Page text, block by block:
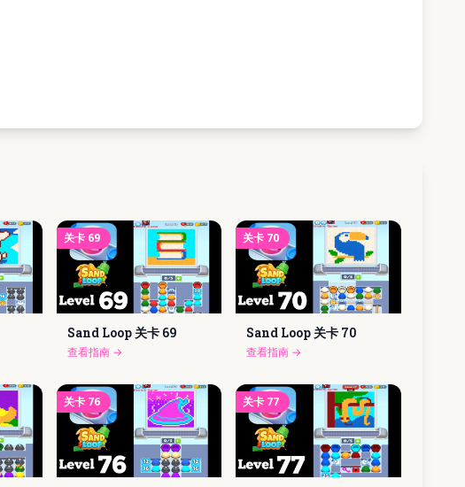
关卡 69
Sand Loop 关卡 69
查看指南→
关卡 70
Sand Loop 关卡 70
查看指南 →
关卡 76 关卡 77